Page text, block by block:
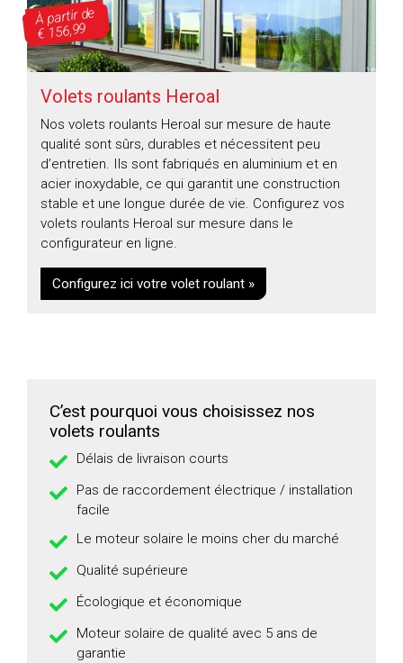
C’est pourquoi vous choisissez nos
volets roulants
Délais de livraison courts
Pas de raccordement électrique / installation
facile
Le moteur solaire le moins cher du marché
Qualité supérieure
Écologique et économique
Moteur solaire de qualité avec 5 ans de
garantie
À partir de
€ 156,99
Volets roulants Heroal
Nos volets roulants Heroal sur mesure de haute
qualité sont sûrs, durables et nécessitent peu
d’entretien. Ils sont fabriqués en aluminium et en
acier inoxydable, ce qui garantit une construction
stable et une longue durée de vie. Configurez vos
volets roulants Heroal sur mesure dans le
configurateur en ligne.
Configurez ici votre volet roulant »